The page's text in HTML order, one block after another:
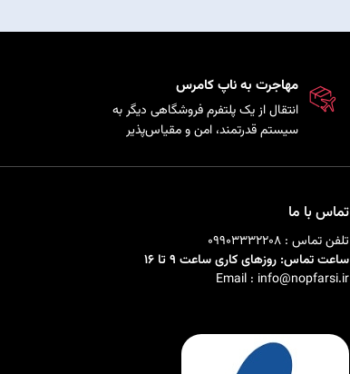
مهاجرت به ناپ کامرس
انتقال از یک پلتفرم فروشگاهی دیگر به
سیستم قدرتمند، امن و مقیاس‌پذیر
محصولات، مشتریان و سفارش‌ها.
تماس با ما
تلفن تماس : 09903332208
ساعت تماس: روزهای کاری ساعت 9 تا 16
Email : info@nopfarsi.ir